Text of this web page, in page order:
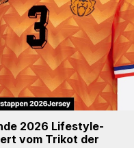
2026 Lifestyle-
vom Trikot der